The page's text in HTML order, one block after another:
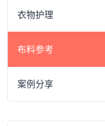
衣物护理
布料参考
案例分享